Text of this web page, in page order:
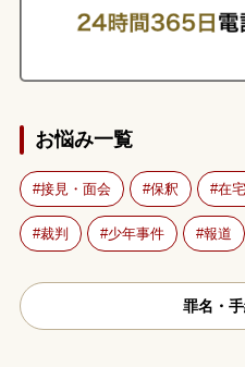
お悩み一覧
接見・面会 保釈 在
裁判 少年事件 報道
罪名・